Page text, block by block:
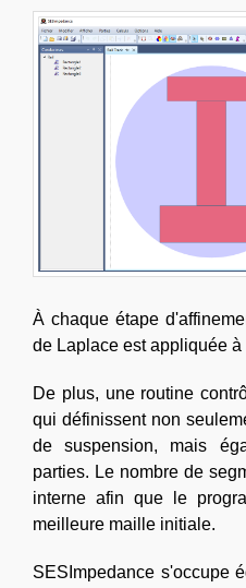
À chaque étape
de Laplace est appliquée
De plus, une routine
qui définissent non
de suspension, mais
parties. Le nombre de
interne afin que le
meilleure maille initiale.
SESImpedance s'occupe